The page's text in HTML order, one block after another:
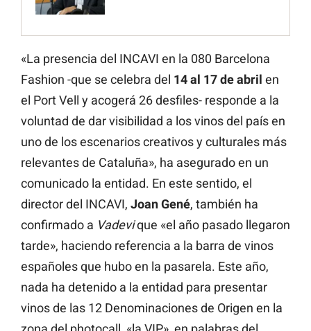
«La presencia del INCAVI en la 080 Barcelona
Fashion -que se celebra del 14 al 17 de abril en
el Port Vell y acogerá 26 desfiles- responde a la
voluntad de dar visibilidad a los vinos del país en
uno de los escenarios creativos y culturales más
relevantes de Cataluña», ha asegurado en un
comunicado la entidad. En este sentido, el
director del INCAVI, Joan Gené, también ha
confirmado a Vadevique «el año pasado llegaron
tarde», haciendo referencia a la barra de vinos
españoles que hubo en la pasarela. Este año,
nada ha detenido a la entidad para presentar
vinos de las 12 Denominaciones de Origen en la